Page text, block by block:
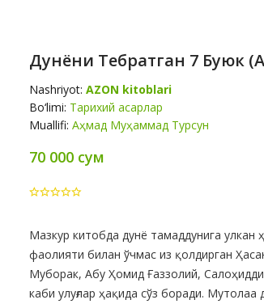
Дунёни Тебратган 7 Буюк
Nashriyot: AZON kitoblari
Bo‘limi: Тарихий асарлар
Muallifi: Аҳмад Муҳаммад Турсун
70 000 сум
Product
Summery
Мазкур китобда дунё тамаддунига улкан
фаолияти билан ўчмас из қолдирган
Муборак, Абу Ҳомид Ғаззолий,
каби улуғлар ҳақида сўз боради.